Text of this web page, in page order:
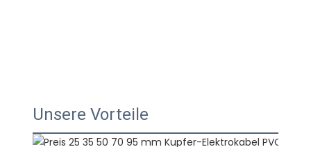
Unsere Vorteile